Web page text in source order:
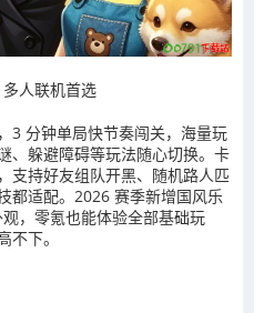
人联机首选
3 分钟单局快节奏闯关，海量玩
、躲避障碍等玩法随心切换。卡
支持好友组队开黑、随机路人匹
都适配。2026 赛季新增国风乐
，零氪也能体验全部基础玩
下。